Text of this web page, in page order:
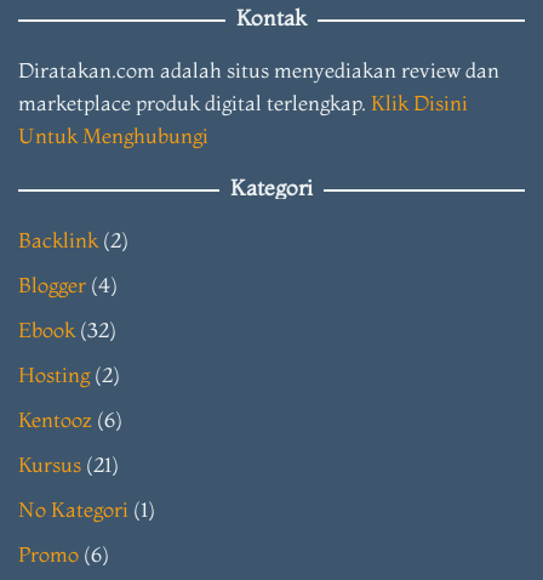
Kontak
Diratakan.com adalah situs menyediakan review dan
marketplace produk digital terlengkap. Klik Disini
Untuk Menghubungi
Kategori
Backlink(2)
Blogger (4)
Ebook(32)
Hosting(2)
Kentooz (6)
Kursus (21)
No Kategori (1)
Promo (6)